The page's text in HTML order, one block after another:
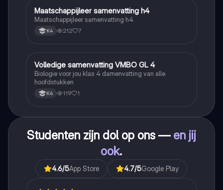
Maatschappijleer
Maatschappijleer samenvatting h4
Maatschappijleer samenvatting h4
K4 212 7
Biologie
Volledige samenvatting VMBO GL 4
Biologie voor jou klas 4 damenvatting van alle
hoofdstukken
K4 119 1
Studenten zijn dol op ons — en jij
ook.
4.6/5App Store 4.7/5Google Play